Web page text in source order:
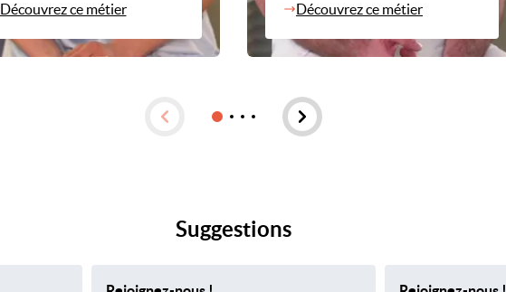
Découvrez ce métier
Découvrez ce métier
Suggestions